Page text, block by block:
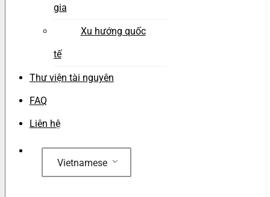
gia
Xu hướng quốc
tế
Thư viện tài nguyên
FAQ
Liên hệ
Vietnamese